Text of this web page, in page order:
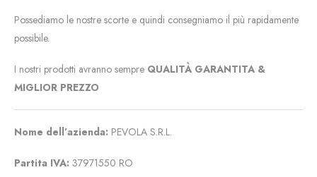
Possediamo le nostre scorte e quindi consegniamo il più rapidamente
possibile.
I nostri prodotti avranno sempre QUALITÀ GARANTITA &
MIGLIOR PREZZO
Nome dell’azienda: PEVOLA S.R.L.
Partita IVA: 37971550 RO